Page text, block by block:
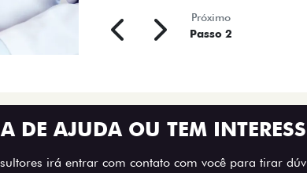
Próximo
Passo 2
DE AJUDA OU TEM
irá entrar com contato com você para tirar